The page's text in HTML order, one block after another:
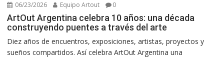
06/23/2026 Equipo Artout 0
ArtOut Argentina celebra 10 años: una década
construyendo puentes a través del arte
Diez años de encuentros, exposiciones, artistas, proyectos y
sueños compartidos. Así celebra ArtOut Argentina una